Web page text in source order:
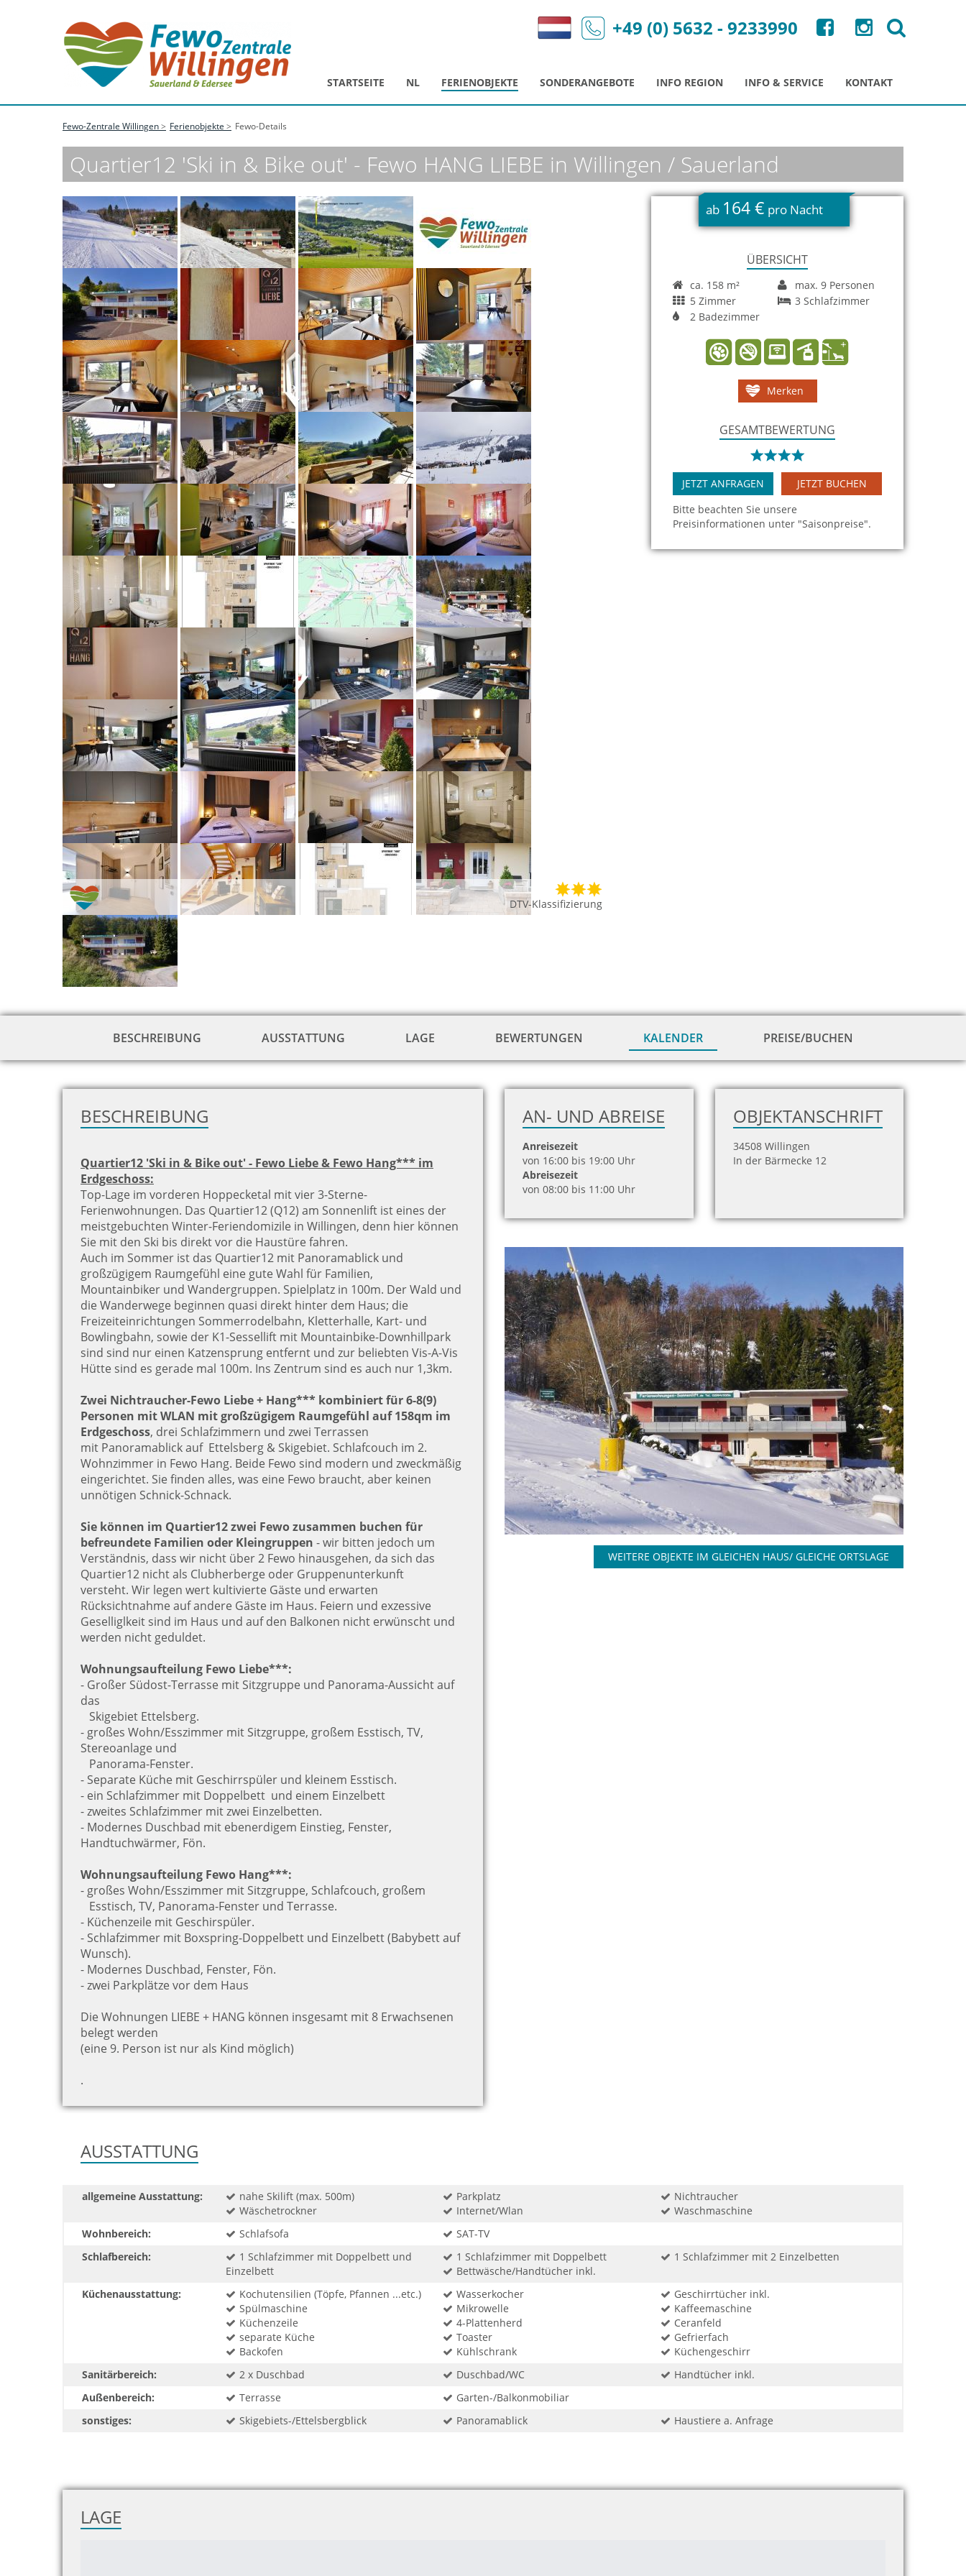
STARTSEITE NL FERIENOBJEKTE SONDERANGEBOTE INFO REGION INFO & SERVICE KONTAKT
+49 (0) 5632 - 9233990
Fewo-Zentrale Willingen Ferienobjekte Fewo-Details
Quartier12 'Ski in & Bike out' - Fewo HANG LIEBE in Willingen / Sauerland
DTV-Klassifizierung
ab 164 € pro Nacht
ÜBERSICHT
ca. 158 m²
max. 9 Personen
5 Zimmer
3 Schlafzimmer
2 Badezimmer
Merken
GESAMTBEWERTUNG
JETZT ANFRAGEN
JETZT BUCHEN
Bitte beachten Sie unsere
Preisinformationen unter "Saisonpreise".
BESCHREIBUNG AUSSTATTUNG LAGE BEWERTUNGEN KALENDER PREISE/BUCHEN
BESCHREIBUNG
Quartier12 'Ski in & Bike out' - Fewo Liebe & Fewo Hang*** im
Erdgeschoss:
Top-Lage im vorderen Hoppecketal mit vier 3-Sterne-
Ferienwohnungen. Das Quartier12 (Q12) am Sonnenlift ist eines der
meistgebuchten Winter-Feriendomizile in Willingen, denn hier können
Sie mit den Ski bis direkt vor die Haustüre fahren.
Auch im Sommer ist das Quartier12 mit Panoramablick und
großzügigem Raumgefühl eine gute Wahl für Familien,
Mountainbiker und Wandergruppen. Spielplatz in 100m. Der Wald und
die Wanderwege beginnen quasi direkt hinter dem Haus; die
Freizeiteinrichtungen Sommerrodelbahn, Kletterhalle, Kart- und
Bowlingbahn, sowie der K1-Sessellift mit Mountainbike-Downhillpark
sind sind nur einen Katzensprung entfernt und zur beliebten Vis-A-Vis
Hütte sind es gerade mal 100m. Ins Zentrum sind es auch nur 1,3km.
Zwei Nichtraucher-Fewo Liebe + Hang*** kombiniert für 6-8(9)
Personen mit WLAN mit großzügigem Raumgefühl auf 158qm im
Erdgeschoss, drei Schlafzimmern und zwei Terrassen
mit Panoramablick auf Ettelsberg & Skigebiet. Schlafcouch im 2.
Wohnzimmer in Fewo Hang. Beide Fewo sind modern und zweckmäßig
eingerichtet. Sie finden alles, was eine Fewo braucht, aber keinen
unnötigen Schnick-Schnack.
Sie können im Quartier12 zwei Fewo zusammen buchen für
befreundete Familien oder Kleingruppen - wir bitten jedoch um
Verständnis, dass wir nicht über 2 Fewo hinausgehen, da sich das
Quartier12 nicht als Clubherberge oder Gruppenunterkunft
versteht. Wir legen wert kultivierte Gäste und erwarten
Rücksichtnahme auf andere Gäste im Haus. Feiern und exzessive
Geselliglkeit sind im Haus und auf den Balkonen nicht erwünscht und
werden nicht geduldet.
Wohnungsaufteilung Fewo Liebe***:
- Großer Südost-Terrasse mit Sitzgruppe und Panorama-Aussicht auf
das
Skigebiet Ettelsberg.
- großes Wohn/Esszimmer mit Sitzgruppe, großem Esstisch, TV,
Stereoanlage und
Panorama-Fenster.
- Separate Küche mit Geschirrspüler und kleinem Esstisch.
- ein Schlafzimmer mit Doppelbett und einem Einzelbett
- zweites Schlafzimmer mit zwei Einzelbetten.
- Modernes Duschbad mit ebenerdigem Einstieg, Fenster,
Handtuchwärmer, Fön.
Wohnungsaufteilung Fewo Hang***:
- großes Wohn/Esszimmer mit Sitzgruppe, Schlafcouch, großem
Esstisch, TV, Panorama-Fenster und Terrasse.
- Küchenzeile mit Geschirspüler.
- Schlafzimmer mit Boxspring-Doppelbett und Einzelbett (Babybett auf
Wunsch).
- Modernes Duschbad, Fenster, Fön.
- zwei Parkplätze vor dem Haus
Die Wohnungen LIEBE + HANG können insgesamt mit 8 Erwachsenen
belegt werden
(eine 9. Person ist nur als Kind möglich)
.
AN- UND ABREISE
Anreisezeit
von 16:00 bis 19:00 Uhr
Abreisezeit
von 08:00 bis 11:00 Uhr
OBJEKTANSCHRIFT
34508 Willingen
In der Bärmecke 12
WEITERE OBJEKTE IM GLEICHEN HAUS/ GLEICHE ORTSLAGE
zur
AUSSTATTUNG
allgemeine Ausstattung: nahe Skilift (max. 500m) Parkplatz
Nichtraucher
Wäschetrockner
Internet/Wlan
Waschmaschine
Wohnbereich:
Schlafsofa
SAT-TV
Schlafbereich:
1 Schlafzimmer mit Doppelbett und
Einzelbett
1 Schlafzimmer mit Doppelbett
1 Schlafzimmer mit 2 Einzelbetten
Bettwäsche/Handtücher inkl.
Küchenausstattung:
Kochutensilien (Töpfe, Pfannen ...etc.) Wasserkocher
Geschirrtücher inkl.
Spülmaschine
Mikrowelle
Kaffeemaschine
Küchenzeile
4-Plattenherd
Ceranfeld
separate Küche
Toaster
Gefrierfach
Backofen
Kühlschrank
Küchengeschirr
Sanitärbereich:
2 x Duschbad Duschbad/WC
Handtücher inkl.
Außenbereich:
Terrasse
Garten-/Balkonmobiliar
sonstiges:
Skigebiets-/Ettelsbergblick Panoramablick Haustiere a. Anfrage
LAGE